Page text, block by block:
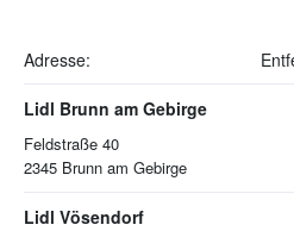
Adresse:
Lidl Brunn am Gebirge
Feldstraße 40
2345 Brunn am Gebirge
Lidl Vösendorf